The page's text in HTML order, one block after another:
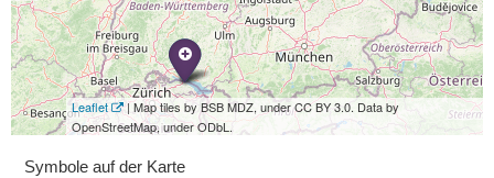
Leaflet
| Map tiles by BSB MDZ, under CC BY 3.0. Data by
OpenStreetMap, under ODbL.
Symbole auf der Karte